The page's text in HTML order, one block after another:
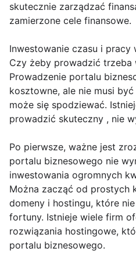
skutecznie zarządzać
zamierzone cele finansowe.
Inwestowanie czasu i pracy
Czy żeby prowadzić trzeba
Prowadzenie portalu
kosztowne, ale nie musi
może się spodziewać.
prowadzić skuteczny , nie
Po pierwsze, ważne jest
portalu biznesowego nie
inwestowania ogromnych
Można zacząć od prostych
domeny i hostingu, które
fortuny. Istnieje wiele firm
rozwiązania hostingowe,
portalu biznesowego.